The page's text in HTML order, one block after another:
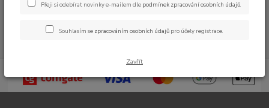
Přeji si odebírat novinky e-mailem dle podmínek zpracování osobních údajů.
Souhlasím se zpracováním osobních údajů pro účely registrace.
Zavřít